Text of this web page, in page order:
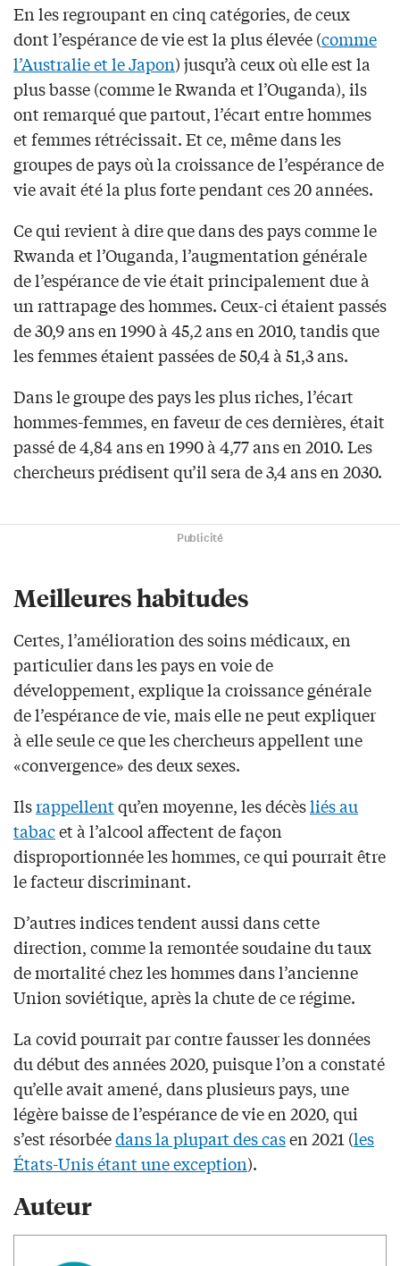
En les regroupant en cinq catégories, de ceux
dont l’espérance de vie est la plus élevée (comme
l’Australie et le Japon) jusqu’à ceux où elle est la
plus basse (comme le Rwanda et l’Ouganda), ils
ont remarqué que partout, l’écart entre hommes
et femmes rétrécissait. Et ce, même dans les
groupes de pays où la croissance de l’espérance de
vie avait été la plus forte pendant ces 20 années.
Ce qui revient à dire que dans des pays comme le
Rwanda et l’Ouganda, l’augmentation générale
de l’espérance de vie était principalement due à
un rattrapage des hommes. Ceux-ci étaient passés
de 30,9 ans en 1990 à 45,2 ans en 2010, tandis que
les femmes étaient passées de 50,4 à 51,3 ans.
Dans le groupe des pays les plus riches, l’écart
hommes-femmes, en faveur de ces dernières, était
passé de 4,84 ans en 1990 à 4,77 ans en 2010. Les
chercheurs prédisent qu’il sera de 3,4 ans en 2030.
Publicité
Meilleures habitudes
Certes, l’amélioration des soins médicaux, en
particulier dans les pays en voie de
développement, explique la croissance générale
de l’espérance de vie, mais elle ne peut expliquer
à elle seule ce que les chercheurs appellent une
«convergence» des deux sexes.
Ilsrappellentqu’en moyenne, les décèsliés au
tabacet à l’alcool affectent de façon
disproportionnée les hommes, ce qui pourrait être
le facteur discriminant.
D’autres indices tendent aussi dans cette
direction, comme la remontée soudaine du taux
de mortalité chez les hommes dans l’ancienne
Union soviétique, après la chute de ce régime.
La covid pourrait par contre fausser les données
du début des années 2020, puisque l’on a constaté
qu’elle avait amené, dans plusieurs pays, une
légère baisse de l’espérance de vie en 2020, qui
s’est résorbéedans la plupart des casen 2021 (les
États-Unis étant une exception).
Auteur